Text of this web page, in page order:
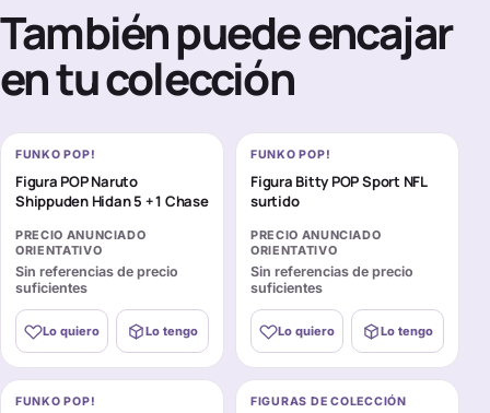
También puede encajar
en tu colección
FUNKO POP!
Figura POP Naruto
Shippuden Hidan 5 + 1 Chase
PRECIO ANUNCIADO
ORIENTATIVO
Sin referencias de precio
suficientes
Lo quiero Lo tengo
FUNKO POP!
Figura Bitty POP Sport NFL
surtido
PRECIO ANUNCIADO
ORIENTATIVO
Sin referencias de precio
suficientes
Lo quiero Lo tengo
FUNKO POP! FIGURAS DE COLECCIÓN